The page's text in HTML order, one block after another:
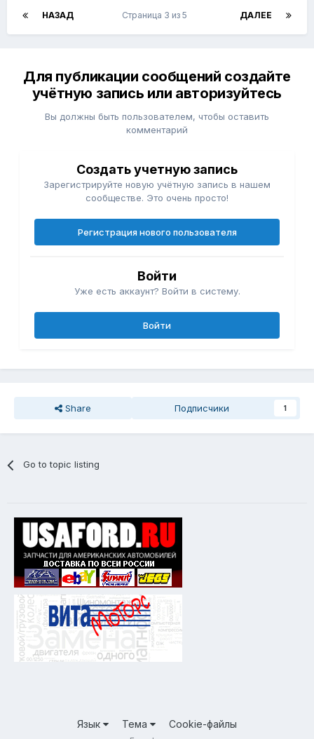
НАЗАД ДАЛЕЕ
Страница 3 из 5
Для публикации сообщений создайте
учётную запись или авторизуйтесь
Вы должны быть пользователем, чтобы оставить
комментарий
Создать учетную запись
Зарегистрируйте новую учётную запись в нашем
сообществе. Это очень просто!
Регистрация нового пользователя
Войти
Уже есть аккаунт? Войти в систему.
Войти
Share Подписчики 1
Go to topic listing
Язык Тема Cookie-файлы